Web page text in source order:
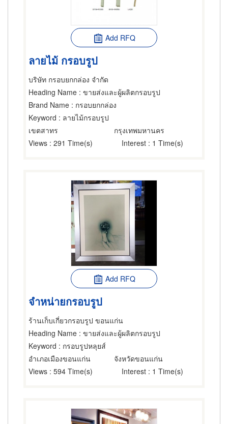
Add RFQ
ลายไม้ กรอบรูป
บริษัท กรอบยกกล่อง จำกัด
Heading Name : ขายส่งและผู้ผลิตกรอบรูป
Brand Name : กรอบยกกล่อง
Keyword : ลายไม้กรอบรูป
เขตสาทร
กรุงเทพมหานคร
Views : 291 Time(s) Interest : 1 Time(s)
Add RFQ
จำหน่ายกรอบรูป
ร้านเก็บเกี่ยวกรอบรูป ขอนแก่น
Heading Name : ขายส่งและผู้ผลิตกรอบรูป
Keyword : กรอบรูปหลุยส์
อำเภอเมืองขอนแก่น
จังหวัดขอนแก่น
Views : 594 Time(s) Interest : 1 Time(s)